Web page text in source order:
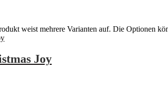
weist mehrere Varianten auf. Die Optionen
Joy